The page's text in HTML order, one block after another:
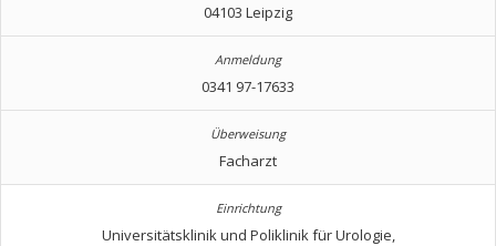
04103 Leipzig
0341 97-17633
Facharzt
Universitätsklinik und Poliklinik für Urologie,